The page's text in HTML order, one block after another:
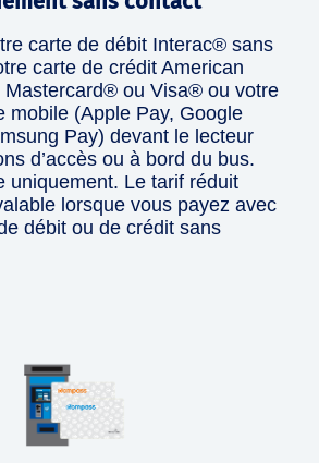
carte de débit Interac® sans
carte de crédit American
ou Visa® ou votre
mobile (Apple Pay, Google
Pay) devant le lecteur
d’accès ou à bord du bus.
uniquement. Le tarif réduit
lorsque vous payez avec
débit ou de crédit sans